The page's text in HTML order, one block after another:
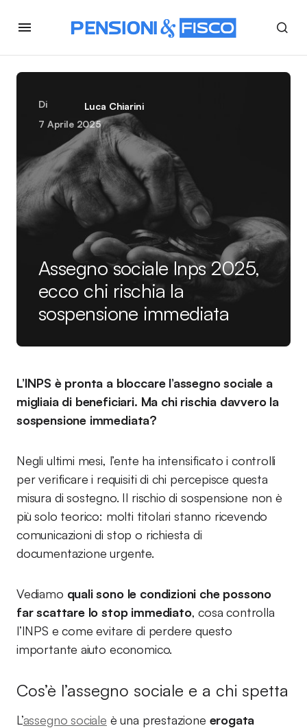
Di
Luca Chiarini
7 Aprile 2025
Assegno sociale Inps 2025,
ecco chi rischia la
sospensione immediata
L’INPS è pronta a bloccare l’assegno sociale a
migliaia di beneficiari. Ma chi rischia davvero la
sospensione immediata?
Negli ultimi mesi, l’ente ha intensificato i controlli
per verificare i requisiti di chi percepisce questa
misura di sostegno. Il rischio di sospensione non è
più solo teorico: molti titolari stanno ricevendo
comunicazioni di stop o richiesta di
documentazione urgente.
Vediamo quali sono le condizioni che possono
far scattare lo stop immediato, cosa controlla
l’INPS e come evitare di perdere questo
importante aiuto economico.
Cos’è l’assegno sociale e a chi spetta
L’assegno sociale è una prestazione erogata